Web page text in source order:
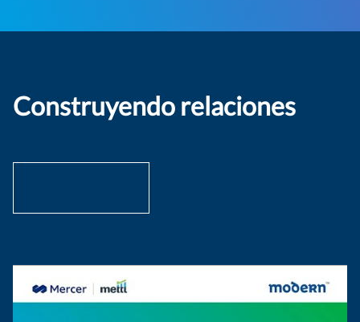
Construyendo relaciones